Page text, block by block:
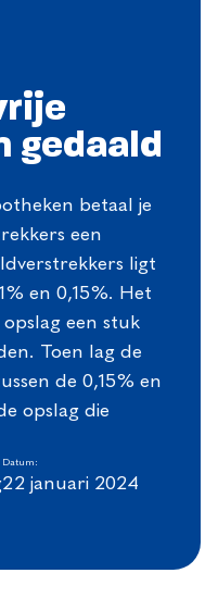
gedaald
betaal je
een
ligt
en 0,15%. Het
opslag een stuk
Toen lag de
de 0,15% en
opslag die
Datum:
22 januari 2024